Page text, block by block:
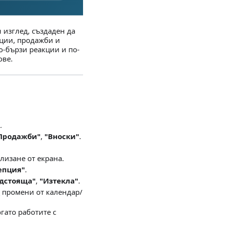
създаден да
продажби и
бързи реакции и по-
, "Вноски".
от екрана.
.
, "Изтекла".
промени от календар/
работите с